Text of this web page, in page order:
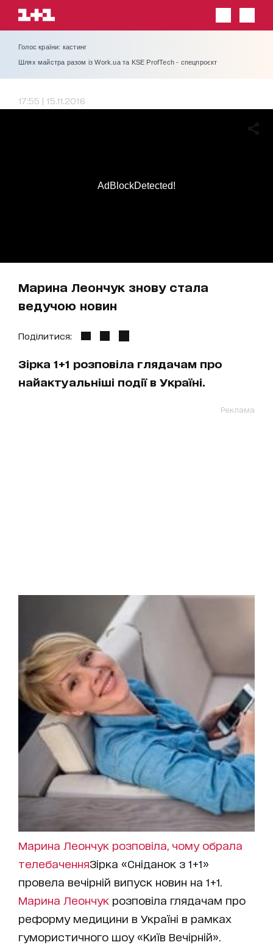
Голос країни: кастинг
Шлях майстра разом із Work.ua та KSE ProfTech - спецпроєкт
17:55 | 15.11.2016
Марина Леончук знову стала
ведучою новин
AdBlockDetected!
Поділитися:
Зірка 1+1 розповіла глядачам про
найактуальніші події в Україні.
Реклама
Марина Леончук розповіла, чому обрала
телебаченняЗірка «Сніданок з 1+1»
провела вечірній випуск новин на 1+1.
Марина Леончук розповіла глядачам про
реформу медицини в Україні в рамках
гумористичного шоу «Київ Вечірній».